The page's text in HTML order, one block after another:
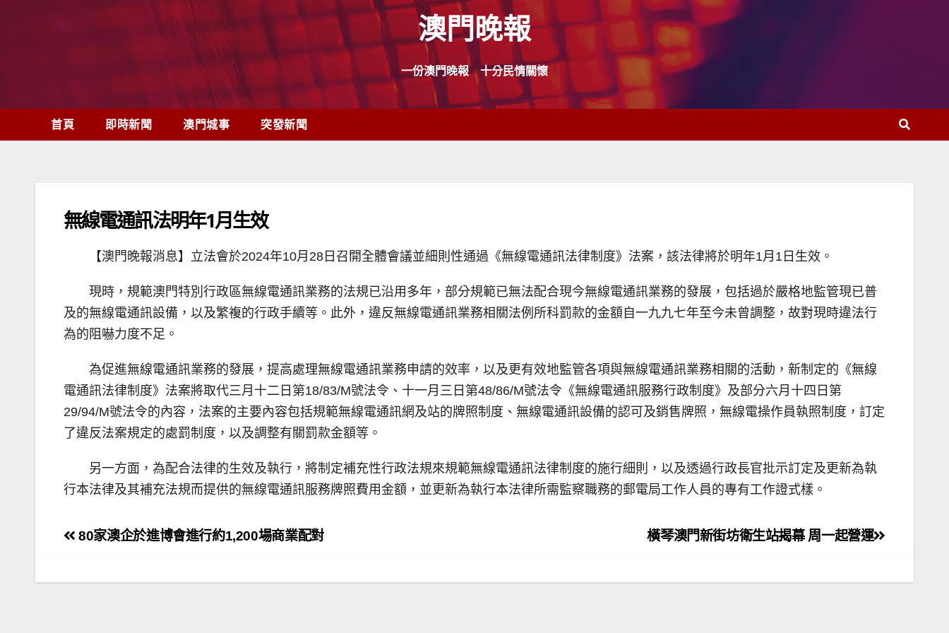
澳門晚報
一份澳門晚報 十分民情關懷
首頁 即時新聞 澳門城事 突發新聞
無線電通訊法明年1月生效
【澳門晚報消息】立法會於2024年10月28日召開全體會議並細則性通過《無線電通訊法律制度》法案，該法律將於明年1月1日生效。
現時，規範澳門特別行政區無線電通訊業務的法規已沿用多年，部分規範已無法配合現今無線電通訊業務的發展，包括過於嚴格地監管現已普
及的無線電通訊設備，以及繁複的行政手續等。此外，違反無線電通訊業務相關法例所科罰款的金額自一九九七年至今未曾調整，故對現時違法行
為的阻嚇力度不足。
為促進無線電通訊業務的發展，提高處理無線電通訊業務申請的效率，以及更有效地監管各項與無線電通訊業務相關的活動，新制定的《無線
電通訊法律制度》法案將取代三月十二日第18/83/M號法令、十一月三日第48/86/M號法令《無線電通訊服務行政制度》及部分六月十四日第
29/94/M號法令的內容，法案的主要內容包括規範無線電通訊網及站的牌照制度、無線電通訊設備的認可及銷售牌照，無線電操作員執照制度，訂定
了違反法案規定的處罰制度，以及調整有關罰款金額等。
另一方面，為配合法律的生效及執行，將制定補充性行政法規來規範無線電通訊法律制度的施行細則，以及透過行政長官批示訂定及更新為執
行本法律及其補充法規而提供的無線電通訊服務牌照費用金額，並更新為執行本法律所需監察職務的郵電局工作人員的專有工作證式樣。
文
導
橫琴澳門新街坊衛生站揭幕 周一起營運
80家澳企於進博會進行約1,200場商業配對